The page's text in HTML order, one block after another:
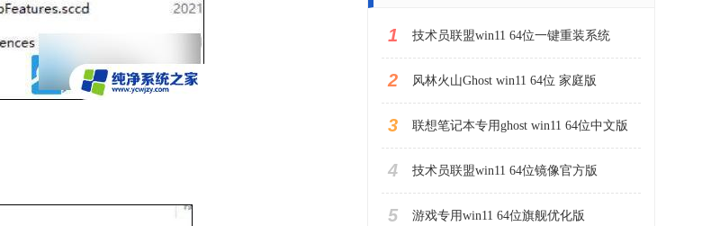
1 技术员联盟win11 64位一键重装系统
2 风林火山Ghost win11 64位 家庭版
3 联想笔记本专用ghost win11 64位中文版
4 技术员联盟win11 64位镜像官方版
5 游戏专用win11 64位旗舰优化版